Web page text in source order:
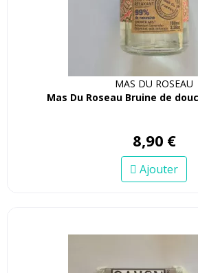
MAS DU ROSEAU
Mas Du Roseau Bruine de
8,90 €
Ajouter